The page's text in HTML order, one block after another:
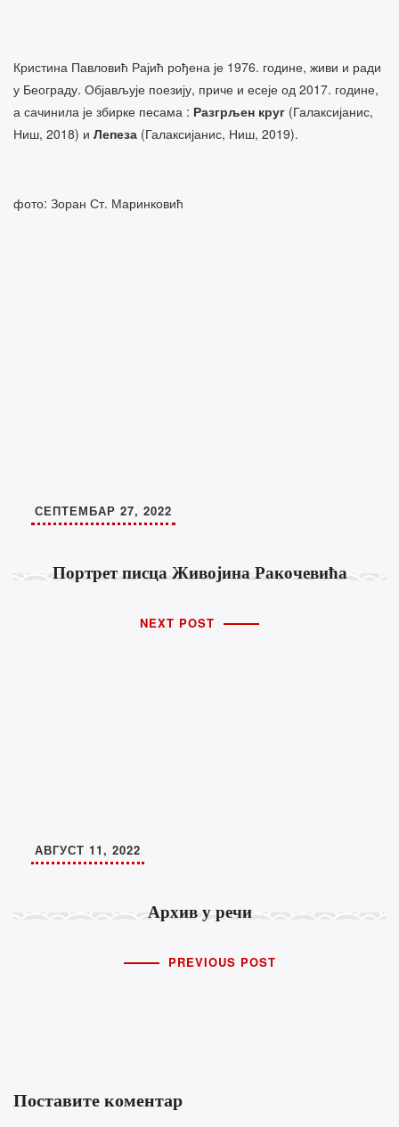
Кристина Павловић Рајић рођена је 1976. године, живи и ради
у Београду. Објављује поезију, приче и есеје од 2017. године,
а сачинила је збирке песама : Разгрљен круг (Галаксијанис,
Ниш, 2018) и Лепеза (Галаксијанис, Ниш, 2019).
фото: Зоран Ст. Маринковић
Портрет писца Живојина Ракочевића
СЕПТЕМБАР 27, 2022
NEXT POST
Архив у речи
АВГУСТ 11, 2022
PREVIOUS POST
Поставите коментар